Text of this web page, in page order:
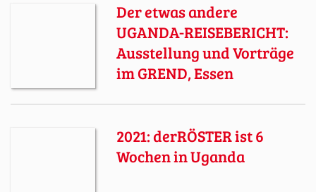
Der etwas andere
UGANDA-REISEBERICHT:
Ausstellung und Vorträge
im GREND, Essen
2021: derRÖSTER ist 6
Wochen in Uganda